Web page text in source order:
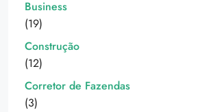
Business
(19)
Construção
(12)
Corretor de Fazendas
(3)